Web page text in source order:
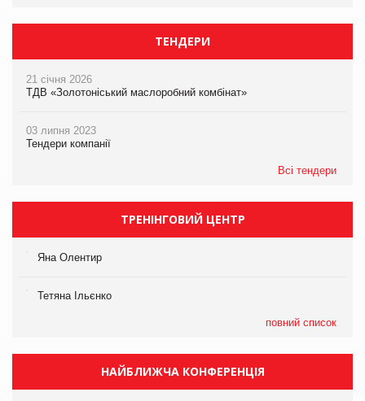
ТЕНДЕРИ
21 січня 2026
ТДВ «Золотоніський маслоробний комбінат»
03 липня 2023
Тендери компанії
Всі тендери
ТРЕНІНГОВИЙ ЦЕНТР
Яна Олентир
Тетяна Ільєнко
повний список
НАЙБЛИЖЧА КОНФЕРЕНЦІЯ